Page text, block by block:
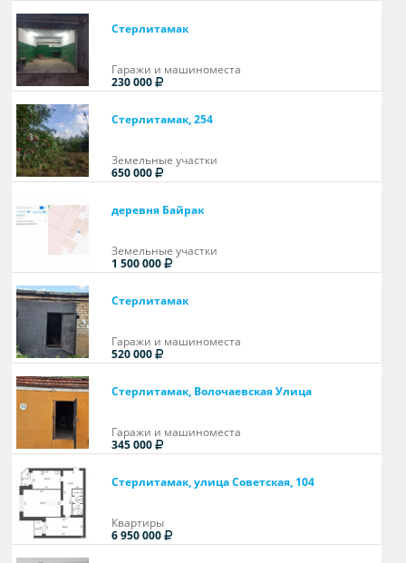
Стерлитамак
Гаражи и машиноместа
230 000
Стерлитамак, 254
Земельные участки
650 000
деревня Байрак
Земельные участки
1 500 000
Стерлитамак
Гаражи и машиноместа
520 000
Стерлитамак, Волочаевская Улица
Гаражи и машиноместа
345 000
Стерлитамак, улица Советская, 104
Квартиры
6 950 000